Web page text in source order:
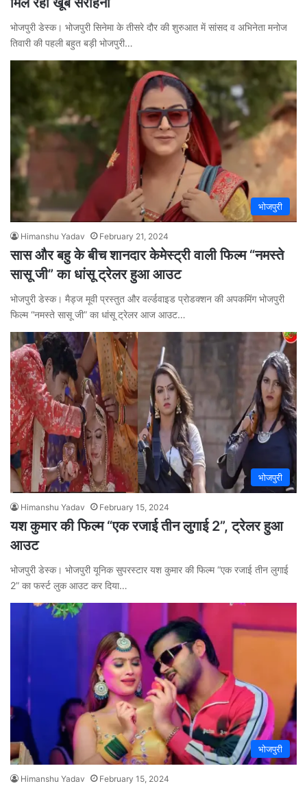
भोजपुरी डेस्क। भोजपुरी सिनेमा के तीसरे दौर की शुरुआत में सांसद व अभिनेता मनोज
तिवारी की पहली बहुत बड़ी भोजपुरी…
भोजपुरी
Himanshu Yadav February 21, 2024
सास और बहु के बीच शानदार केमेस्ट्री वाली फिल्म “नमस्ते
सासू जी” का धांसू ट्रेलर हुआ आउट
भोजपुरी डेस्क। मैड्ज मूवी प्रस्तुत और वर्ल्डवाइड प्रोडक्शन की अपकमिंग भोजपुरी
फिल्म “नमस्ते सासू जी” का धांसू ट्रेलर आज आउट…
भोजपुरी
Himanshu Yadav February 15, 2024
यश कुमार की फिल्म “एक रजाई तीन लुगाई 2”, ट्रेलर हुआ
आउट
भोजपुरी डेस्क। भोजपुरी यूनिक सुपरस्टार यश कुमार की फिल्म “एक रजाई तीन लुगाई
2” का फर्स्ट लुक आउट कर दिया…
भोजपुरी
Himanshu Yadav February 15, 2024